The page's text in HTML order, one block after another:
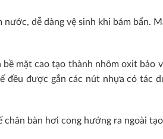
dễ dàng vệ sinh khi bám bẩn.
mặt cao tạo thành nhôm oxit bảo
được gắn các nút nhựa có tác
bàn hơi cong hướng ra ngoài